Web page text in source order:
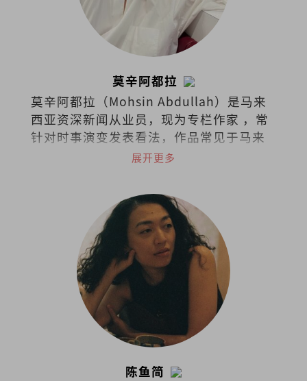
莫辛阿都拉
莫辛阿都拉（Mohsin Abdullah）是马来
西亚资深新闻从业员，现为专栏作家 ，常
针对时事演变发表看法，作品常见于马来
西亚各英文报章与杂志。
展开更多
陈鱼简